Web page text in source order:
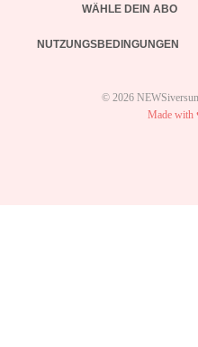
WÄHLE DEIN ABO
NUTZUNGSBEDINGUNGEN
© 2026
Made with